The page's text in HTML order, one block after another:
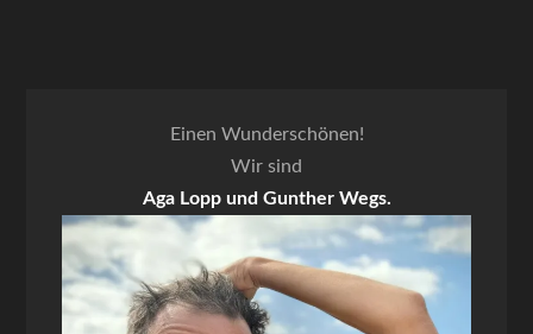
Einen Wunderschönen!
Wir sind
Aga Lopp und Gunther Wegs.